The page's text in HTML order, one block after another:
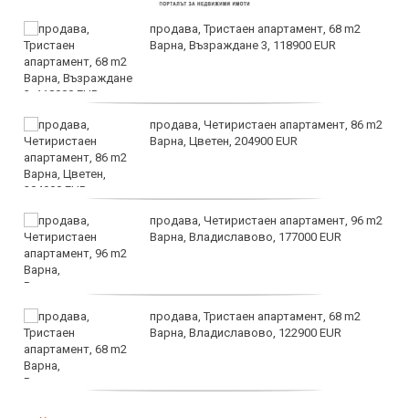
продава, Тристаен апартамент, 68 m2
Варна, Възраждане 3, 118900 EUR
продава, Четиристаен апартамент, 86 m2
Варна, Цветен, 204900 EUR
продава, Четиристаен апартамент, 96 m2
Варна, Владиславово, 177000 EUR
продава, Тристаен апартамент, 68 m2
Варна, Владиславово, 122900 EUR